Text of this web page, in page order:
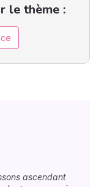
le thème :
ascendant